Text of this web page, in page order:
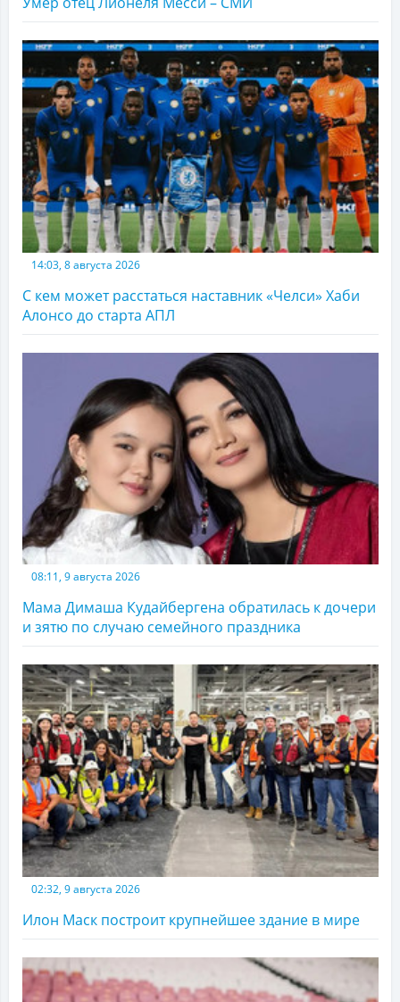
14:03, 8 августа 2026
С кем может расстаться наставник «Челси» Хаби
Алонсо до старта АПЛ
08:11, 9 августа 2026
Мама Димаша Кудайбергена обратилась к дочери
и зятю по случаю семейного праздника
02:32, 9 августа 2026
Илон Маск построит крупнейшее здание в мире